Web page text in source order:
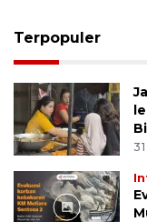
Terpopuler